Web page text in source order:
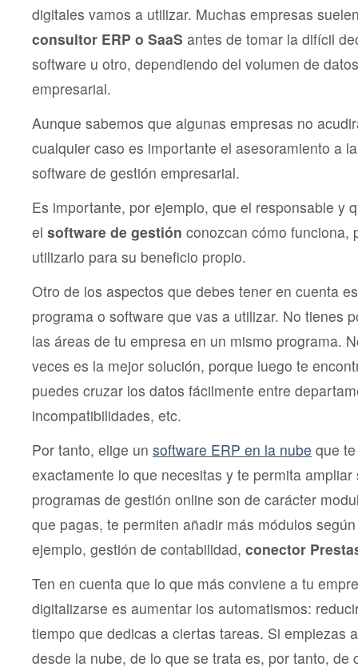
digitales vamos a utilizar. Muchas empresas
consultor ERP o SaaS antes de tomar la difícil
software u otro, dependiendo del volumen de
empresarial.
Aunque sabemos que algunas empresas no
cualquier caso es importante el asesoramiento a
software de gestión empresarial.
Es importante, por ejemplo, que el responsable y
el software de gestión conozcan cómo funciona,
utilizarlo para su beneficio propio.
Otro de los aspectos que debes tener en cuenta
programa o software que vas a utilizar. No tienes
las áreas de tu empresa en un mismo programa.
veces es la mejor solución, porque luego te
puedes cruzar los datos fácilmente entre
incompatibilidades, etc.
Por tanto, elige un software ERP en la nube que
exactamente lo que necesitas y te permita
programas de gestión online son de carácter
que pagas, te permiten añadir más módulos
ejemplo, gestión de contabilidad, conector
Ten en cuenta que lo que más conviene a tu
digitalizarse es aumentar los automatismos:
tiempo que dedicas a ciertas tareas. Si empiezas
desde la nube, de lo que se trata es, por tanto, de